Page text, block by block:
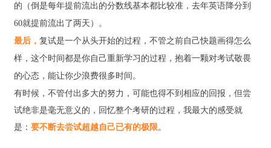
的（倒是每年提前流出的分数线基本都比较准，去年英语降分到
60就提前流出了两天）。
最后， 复试是一个从头开始的过程，不管之前自己快题画得怎么
样，这个时间都是你自己重新学习的过程，抱着一颗对考试敬畏
的心态，能让你少浪费很多时间。
有时候，不管付出多大的努力，可能也得不到相应的回报，但尝
试绝非是毫无意义的，回忆整个考研的过程，我最大的感受就
是： 要不断去尝试超越自己已有的极限 。